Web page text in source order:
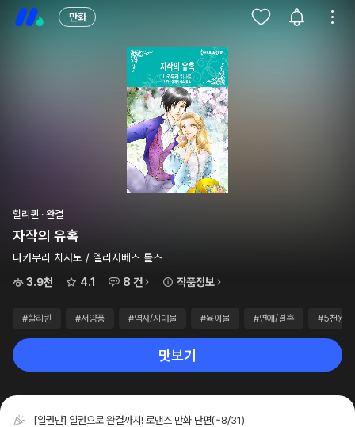
만화
할리퀸 · 완결
자작의 유혹
나카무라 치사토 / 엘리자베스 롤스
3.9천
4.1 8 건 작품정보
#할리퀸 #서양풍 #역사/시대물 #육아물 #연애/결혼 #5천원이
맛보기
[일권만] 일권으로 완결까지! 로맨스 만화 단편(~8/31)